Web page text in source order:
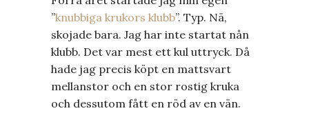
”knubbiga krukors klubb”. Typ. Nä,
skojade bara. Jag har inte startat nån
klubb. Det var mest ett kul uttryck. Då
hade jag precis köpt en mattsvart
mellanstor och en stor rostig kruka
och dessutom fått en röd av en vän.